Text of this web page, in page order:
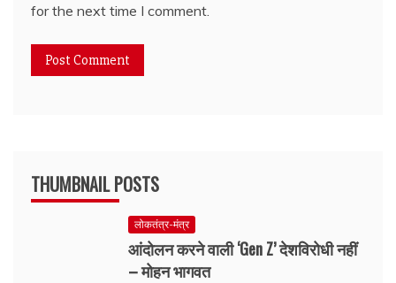
for the next time I comment.
THUMBNAIL POSTS
लोकतंत्र-मंत्र
आंदोलन करने वाली ‘Gen Z’ देशविरोधी नहीं
– मोहन भागवत